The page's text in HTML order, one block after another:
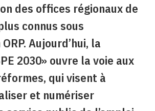
des offices régionaux de
connus sous
Aujourd’hui, la
2030» ouvre la voie aux
qui visent à
et numériser